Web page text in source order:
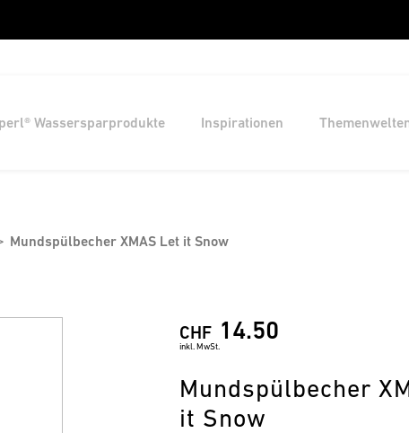
Wassersparprodukte Inspirationen
Mundspülbecher XMAS Let it Snow
CHF 14.50
inkl. MwSt.
Mundspülbecher
it Snow